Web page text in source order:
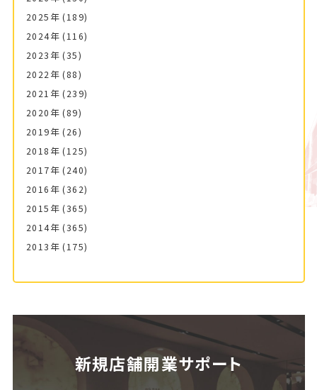
2025年 (189)
2024年 (116)
2023年 (35)
2022年 (88)
2021年 (239)
2020年 (89)
2019年 (26)
2018年 (125)
2017年 (240)
2016年 (362)
2015年 (365)
2014年 (365)
2013年 (175)
新規店舗開業サポート